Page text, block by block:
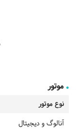
موتور
نوع موتور
آنالوگ و دیجیتال